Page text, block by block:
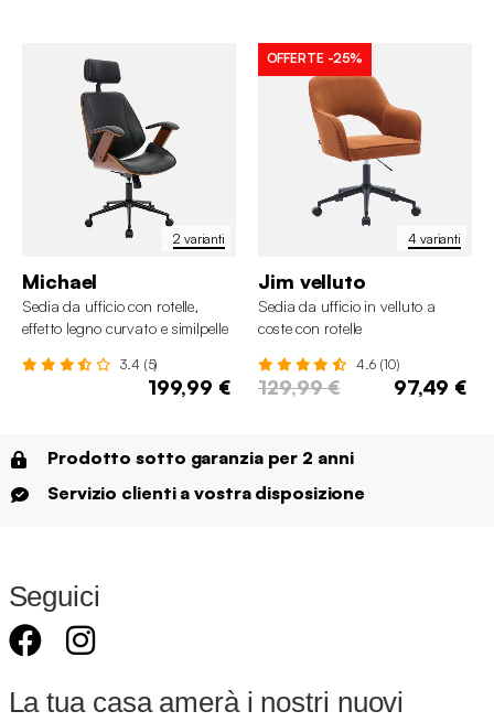
2 varianti
Michael
Sedia da ufficio con rotelle,
effetto legno curvato e similpelle
3.4 (5)
199,99 €
4 varianti
OFFERTE -25%
Jim velluto
Sedia da ufficio in velluto a
coste con rotelle
4.6 (10)
129,99 € 97,49 €
Prodotto sotto garanzia per 2 anni
Servizio clienti a vostra disposizione
Seguici
La tua casa amerà i nostri nuovi